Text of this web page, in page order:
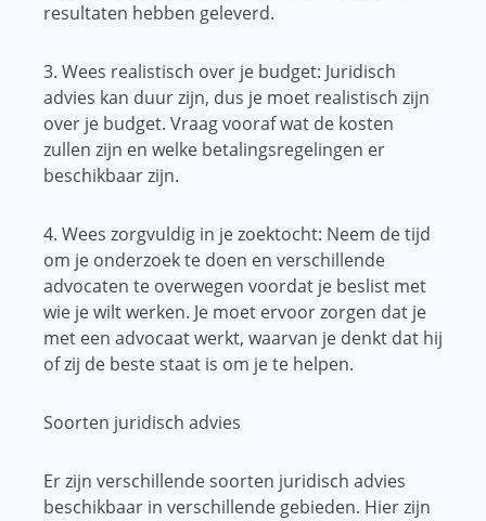
resultaten hebben geleverd.
3. Wees realistisch over je budget: Juridisch
advies kan duur zijn, dus je moet realistisch zijn
over je budget. Vraag vooraf wat de kosten
zullen zijn en welke betalingsregelingen er
beschikbaar zijn.
4. Wees zorgvuldig in je zoektocht: Neem de tijd
om je onderzoek te doen en verschillende
advocaten te overwegen voordat je beslist met
wie je wilt werken. Je moet ervoor zorgen dat je
met een advocaat werkt, waarvan je denkt dat hij
of zij de beste staat is om je te helpen.
Soorten juridisch advies
Er zijn verschillende soorten juridisch advies
beschikbaar in verschillende gebieden. Hier zijn